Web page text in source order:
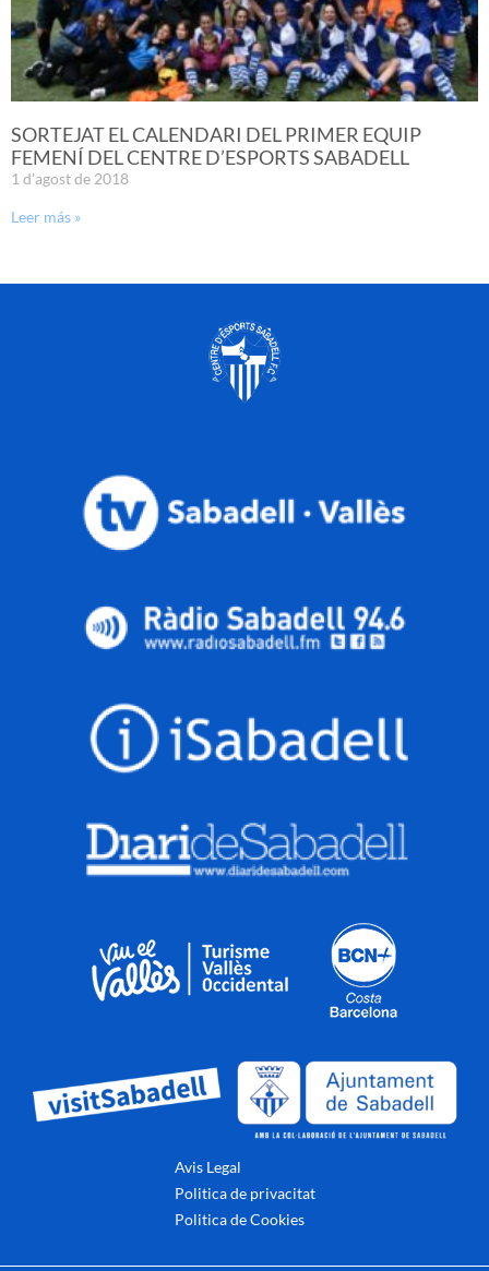
SORTEJAT EL CALENDARI DEL PRIMER EQUIP
FEMENÍ DEL CENTRE D’ESPORTS SABADELL
1 d'agost de 2018
Leer más »
Avis Legal
Politica de privacitat
Politica de Cookies